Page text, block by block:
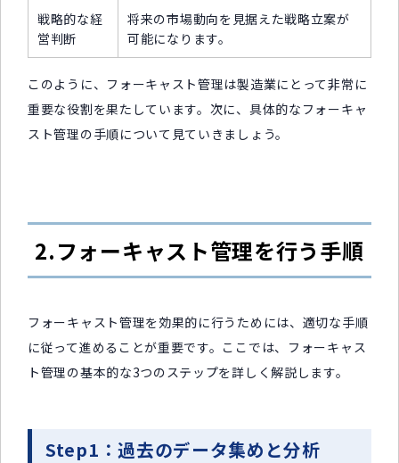
戦略的な経
営判断
将来の市場動向を見据えた戦略立案が
可能になります。
このように、フォーキャスト管理は製造業にとって非常に
重要な役割を果たしています。次に、具体的なフォーキャ
スト管理の手順について見ていきましょう。
2.フォーキャスト管理を行う手順
フォーキャスト管理を効果的に行うためには、適切な手順
に従って進めることが重要です。ここでは、フォーキャス
ト管理の基本的な3つのステップを詳しく解説します。
Step1：過去のデータ集めと分析